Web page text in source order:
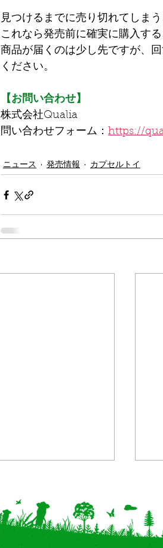
見つけるまでに売り切れてしま
これなら発売前に確実に購入する
商品が届くのは少し先ですが、
ください。
【お問い合わせ】
株式会社Qualia
問い合わせフォーム： https://
ニュース 発売情報 カプセルトイ